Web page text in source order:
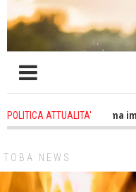
POLITICA ATTUALITA'
che problema
TOBA NEWS